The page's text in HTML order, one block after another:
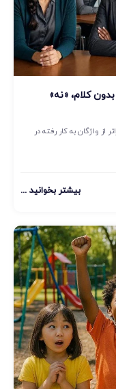
کلام، «نه»
از واژگان به کار رفته در
بیشتر بخوانید ...